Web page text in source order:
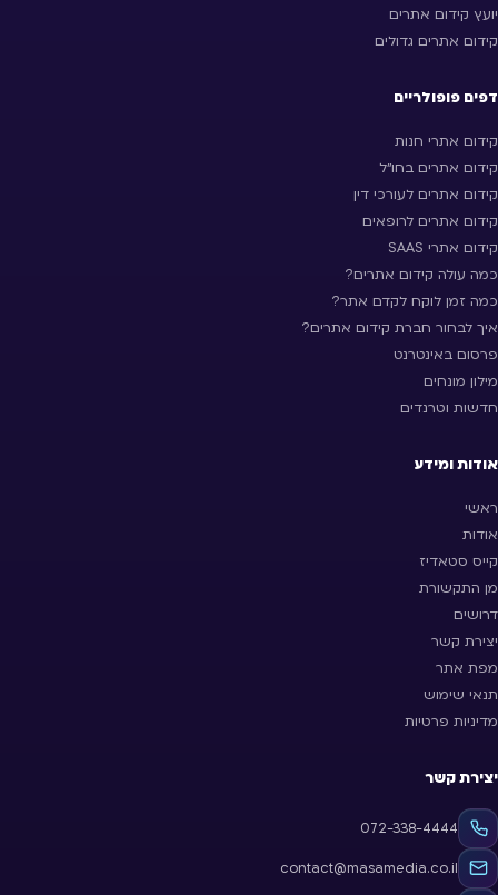
יועץ קידום אתרים
קידום אתרים גדולים
דפים פופולריים
קידום אתרי חנות
קידום אתרים בחו״ל
קידום אתרים לעורכי דין
קידום אתרים לרופאים
קידום אתרי SAAS
כמה עולה קידום אתרים?
כמה זמן לוקח לקדם אתר?
איך לבחור חברת קידום אתרים?
פרסום באינטרנט
מילון מונחים
חדשות וטרנדים
אודות ומידע
ראשי
אודות
קייס סטאדיז
מן התקשורת
דרושים
יצירת קשר
מפת אתר
תנאי שימוש
מדיניות פרטיות
יצירת קשר
072-338-4444
contact@masamedia.co.il